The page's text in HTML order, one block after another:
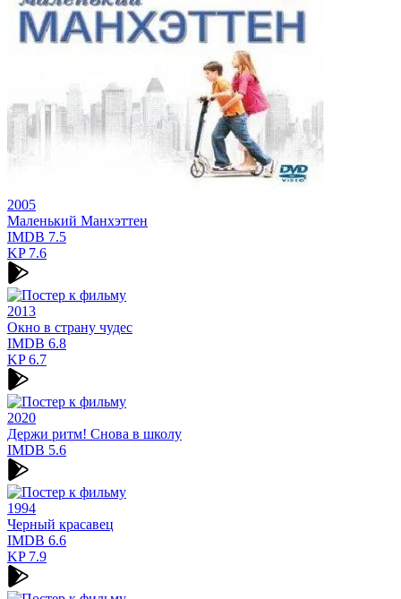
2005
Маленький Манхэттен
IMDB 7.5
KP7.6
2013
Окно в страну чудес
IMDB 6.8
KP6.7
2020
Держи ритм! Снова в школу
IMDB 5.6
1994
Черный красавец
IMDB 6.6
KP7.9